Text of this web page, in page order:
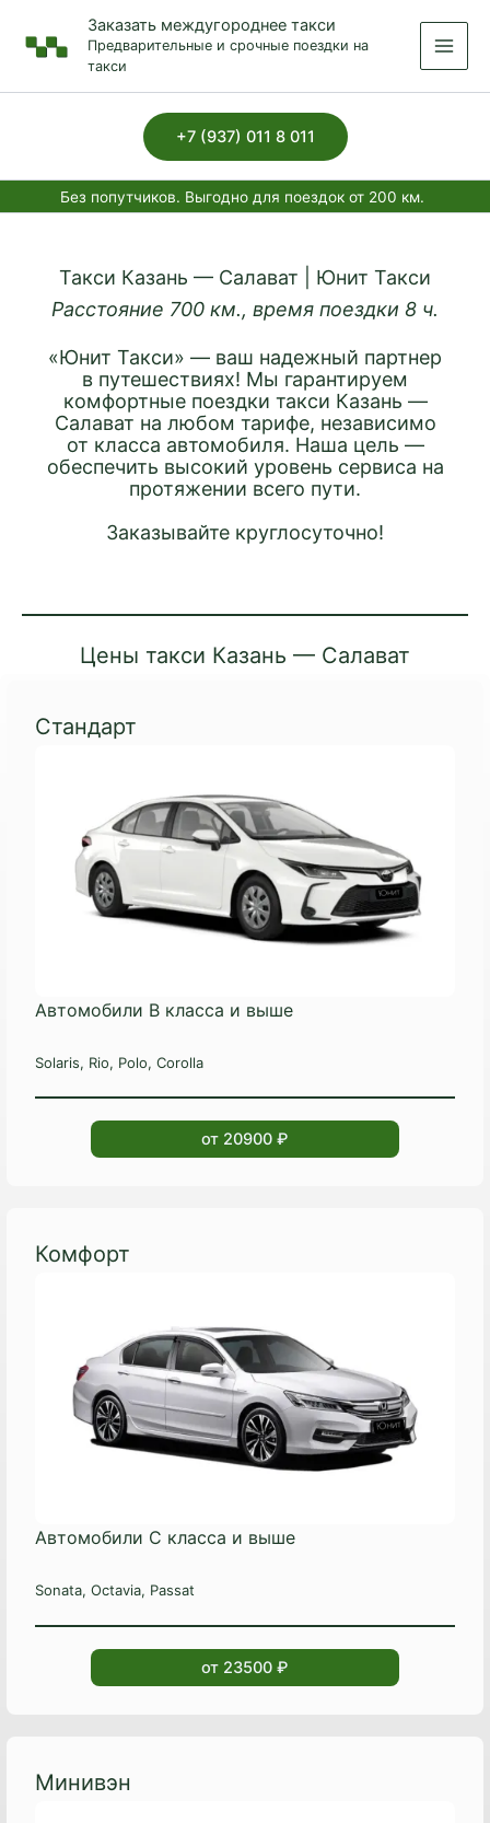
содержимому
Заказать междугороднее такси
Предварительные и срочные поездки на
такси
+7 (937) 011 8 011
Без попутчиков. Выгодно для поездок от 200 км.
Такси Казань — Салават | Юнит Такси
Расстояние 700 км., время поездки 8 ч.
«Юнит Такси» — ваш надежный партнер
в путешествиях! Мы гарантируем
комфортные поездки такси Казань —
Салават на любом тарифе, независимо
от класса автомобиля. Наша цель —
обеспечить высокий уровень сервиса на
протяжении всего пути.
Заказывайте круглосуточно!
Цены такси Казань — Салават
Стандарт
Автомобили B класса и выше
Solaris, Rio, Polo, Corolla
от 20900 ₽
Комфорт
Автомобили C класса и выше
Sonata, Octavia, Passat
от 23500 ₽
Минивэн